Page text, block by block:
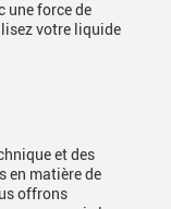
une force de
votre liquide
et des
en matière de
offrons